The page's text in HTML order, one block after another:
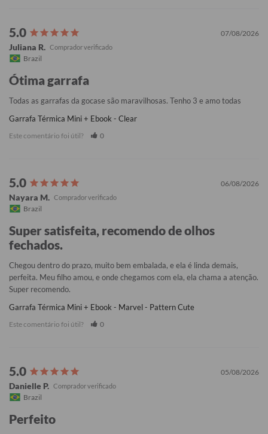
07/08/2026
Juliana R.
Brazil
Ótima garrafa
Todas as garrafas da gocase são maravilhosas. Tenho 3 e amo todas
Garrafa Térmica Mini + Ebook - Clear
Este comentário foi útil? 0
06/08/2026
Nayara M.
Brazil
Super satisfeita, recomendo de olhos
fechados.
Chegou dentro do prazo, muito bem embalada, e ela é linda demais,
perfeita. Meu filho amou, e onde chegamos com ela, ela chama a atenção.
Super recomendo.
Garrafa Térmica Mini + Ebook - Marvel - Pattern Cute
Este comentário foi útil? 0
05/08/2026
Danielle P.
Brazil
Perfeito